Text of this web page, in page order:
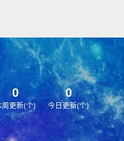
0
周更新(个)
0
今日更新(个)